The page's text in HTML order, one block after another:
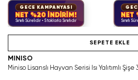
GECE KAMPANYASI
NET %20 İNDİRİM!
Sınırlı Sürelidir • Stoklarla Sınırlıdır
NET
Sınırlı
SEPETE EKLE
MINISO
Miniso Lisanslı Hayvan Serisi Isı Yalıtımlı